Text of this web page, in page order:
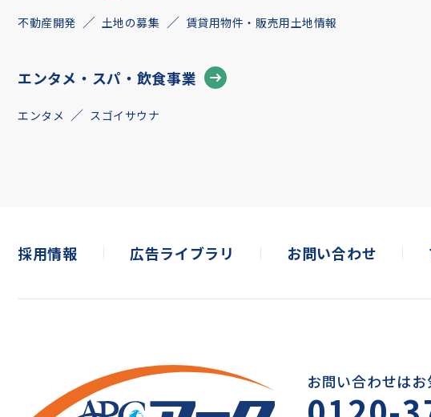
不動産開発 土地の募集 賃貸用物件・販売用土地情報
エンタメ・スパ・飲食事業
エンタメ スゴイサウナ
採用情報 広告ライブラリ お問い合わせ
お問い合わせはお